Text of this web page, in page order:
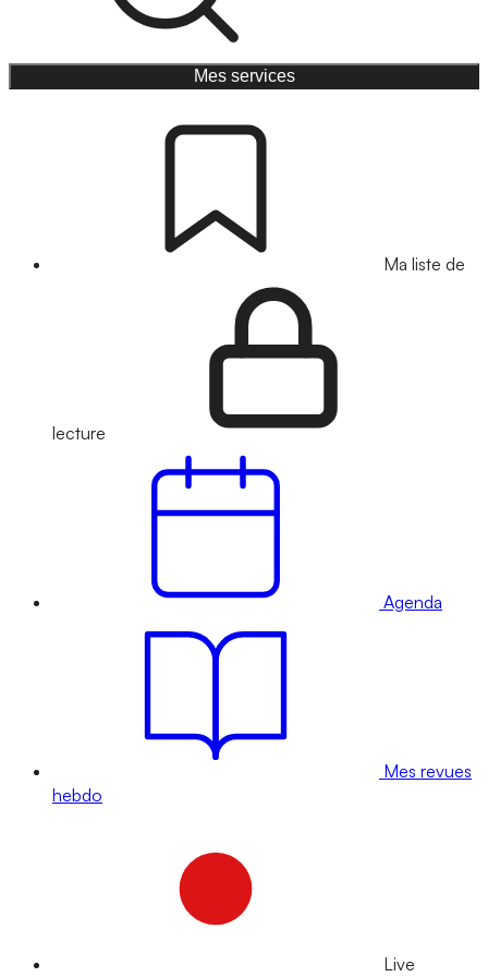
Mes services
Ma liste de
lecture
Agenda
Mes revues
hebdo
Live